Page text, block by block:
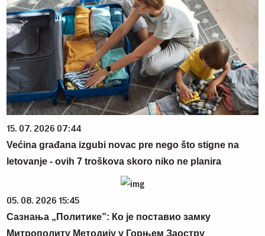
15. 07. 2026 07:44
Većina građana izgubi novac pre nego što stigne na
letovanje - ovih 7 troškova skoro niko ne planira
05. 08. 2026 15:45
Сазнања „Политике”: Ко је поставио замку
Митрополиту Методију у Горњем Заостру